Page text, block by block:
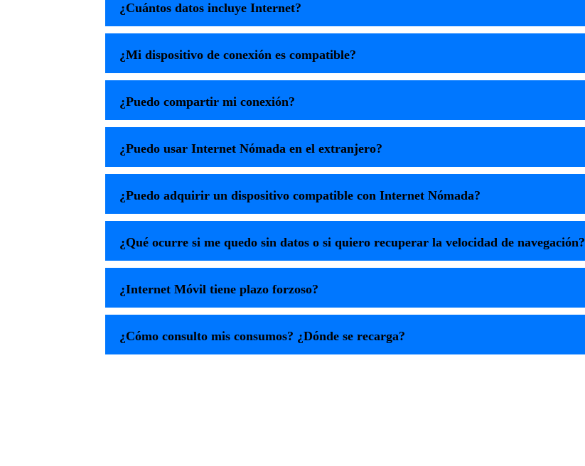
¿Cuántos datos incluye Internet?
¿Mi dispositivo de conexión es compatible?
¿Puedo compartir mi conexión?
¿Puedo usar Internet Nómada en el extranjero?
¿Puedo adquirir un dispositivo compatible con Internet Nómada?
¿Qué ocurre si me quedo sin datos o si quiero recuperar la velocidad de navegación?
¿Internet Móvil tiene plazo forzoso?
¿Cómo consulto mis consumos? ¿Dónde se recarga?